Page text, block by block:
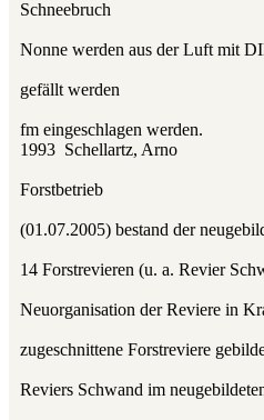
Schneebruch
1987
Nonne werden aus der Luft mit
400 ha
gefällt werden
1989 müssen
fm eingeschlagen werden.
1993 Schellartz, Arno
2005
Forstbetrieb
zu Beginn
(01.07.2005) bestand der
Forstbetrieb
14 Forstrevieren (u. a. Revier
01.07.2007
Neuorganisation der Reviere in
Forstrevieren
zugeschnittene Forstreviere
gingen die
Reviers Schwand im
Roth